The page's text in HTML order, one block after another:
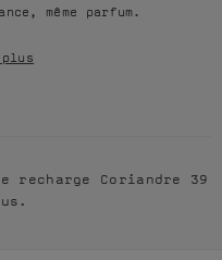
même parfum.
Coriandre 39